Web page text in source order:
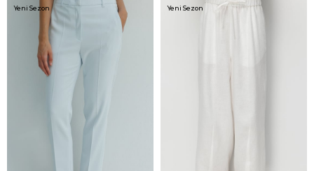
Yeni Sezon Yeni Sezon